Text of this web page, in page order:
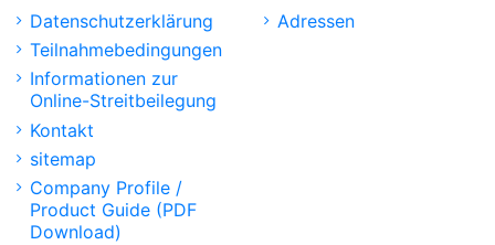
Datenschutzerklärung
Teilnahmebedingungen
Informationen zur
Online-Streitbeilegung
Kontakt
sitemap
Company Profile /
Product Guide (PDF
Download)
Adressen